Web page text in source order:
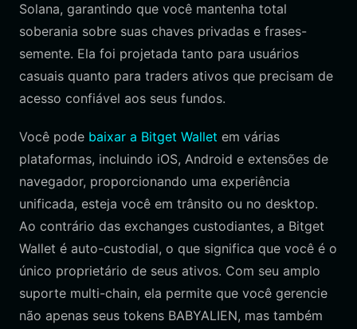
Solana, garantindo que você mantenha total
soberania sobre suas chaves privadas e frases-
semente. Ela foi projetada tanto para usuários
casuais quanto para traders ativos que precisam de
acesso confiável aos seus fundos.
Você pode baixar a Bitget Wallet em várias
plataformas, incluindo iOS, Android e extensões de
navegador, proporcionando uma experiência
unificada, esteja você em trânsito ou no desktop.
Ao contrário das exchanges custodiantes, a Bitget
Wallet é auto-custodial, o que significa que você é o
único proprietário de seus ativos. Com seu amplo
suporte multi-chain, ela permite que você gerencie
não apenas seus tokens BABYALIEN, mas também